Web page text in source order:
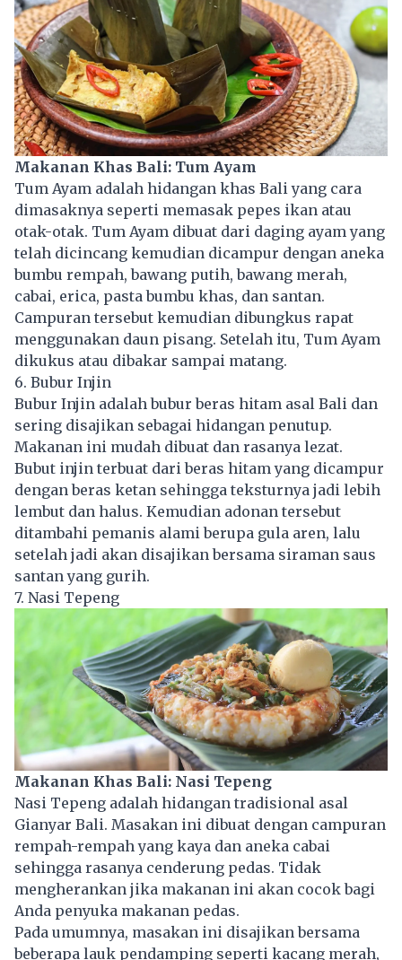
Makanan Khas Bali: Tum Ayam
Tum Ayam adalah hidangan khas Bali yang cara
dimasaknya seperti memasak pepes ikan atau
otak-otak. Tum Ayam dibuat dari daging ayam yang
telah dicincang kemudian dicampur dengan aneka
bumbu rempah, bawang putih, bawang merah,
cabai, erica, pasta bumbu khas, dan santan.
Campuran tersebut kemudian dibungkus rapat
menggunakan daun pisang. Setelah itu, Tum Ayam
dikukus atau dibakar sampai matang.
6. Bubur Injin
Bubur Injin adalah bubur beras hitam asal Bali dan
sering disajikan sebagai hidangan penutup.
Makanan ini mudah dibuat dan rasanya lezat.
Bubut injin terbuat dari beras hitam yang dicampur
dengan beras ketan sehingga teksturnya jadi lebih
lembut dan halus. Kemudian adonan tersebut
ditambahi pemanis alami berupa gula aren, lalu
setelah jadi akan disajikan bersama siraman saus
santan yang gurih.
7. Nasi Tepeng
Makanan Khas Bali: Nasi Tepeng
Nasi Tepeng adalah hidangan tradisional asal
Gianyar Bali. Masakan ini dibuat dengan campuran
rempah-rempah yang kaya dan aneka cabai
sehingga rasanya cenderung pedas. Tidak
mengherankan jika makanan ini akan cocok bagi
Anda penyuka makanan pedas.
Pada umumnya, masakan ini disajikan bersama
beberapa lauk pendamping seperti kacang merah,